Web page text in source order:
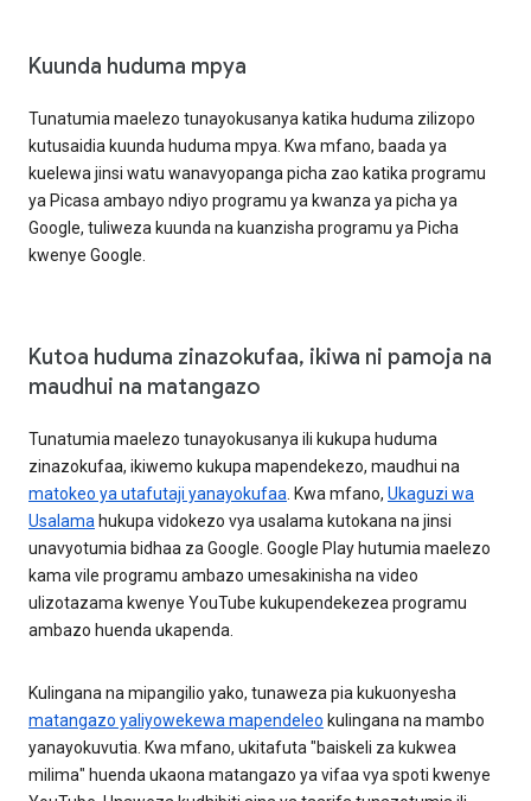
Kuunda huduma mpya
Tunatumia maelezo tunayokusanya katika huduma zilizopo
kutusaidia kuunda huduma mpya. Kwa mfano, baada ya
kuelewa jinsi watu wanavyopanga picha zao katika programu
ya Picasa ambayo ndiyo programu ya kwanza ya picha ya
Google, tuliweza kuunda na kuanzisha programu ya Picha
kwenye Google.
Kutoa huduma zinazokufaa, ikiwa ni pamoja na
maudhui na matangazo
Tunatumia maelezo tunayokusanya ili kukupa huduma
zinazokufaa, ikiwemo kukupa mapendekezo, maudhui na
matokeo ya utafutaji yanayokufaa . Kwa mfano, Ukaguzi wa
Usalama hukupa vidokezo vya usalama kutokana na jinsi
unavyotumia bidhaa za Google. Google Play hutumia maelezo
kama vile programu ambazo umesakinisha na video
ulizotazama kwenye YouTube kukupendekezea programu
ambazo huenda ukapenda.
Kulingana na mipangilio yako, tunaweza pia kukuonyesha
matangazo yaliyowekewa mapendeleo kulingana na mambo
yanayokuvutia. Kwa mfano, ukitafuta "baiskeli za kukwea
milima" huenda ukaona matangazo ya vifaa vya spoti kwenye